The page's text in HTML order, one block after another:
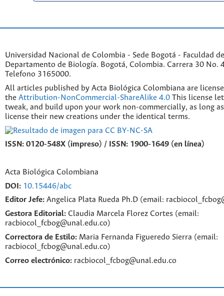
Universidad Nacional de Colombia - Sede Bogotá - Faculdad
Departamento de Biología. Bogotá, Colombia. Carrera 30 No.
Telefono 3165000.
All articles published by Acta Biológica Colombiana are
the Attribution-NonCommercial-ShareAlike 4.0 This license
tweak, and build upon your work non-commercially, as long
license their new creations under the identical terms.
ISSN: 0120-548X (impreso) / ISSN: 1900-1649 (en línea)
Acta Biológica Colombiana
DOI: 10.15446/abc
Editor Jefe: Angelica Plata Rueda Ph.D (email:
Gestora Editorial: Claudia Marcela Florez Cortes (email:
racbiocol_fcbog@unal.edu.co)
Correctora de Estilo: Maria Fernanda Figueredo Sierra (email:
racbiocol_fcbog@unal.edu.co)
Correo electrónico: racbiocol_fcbog@unal.edu.co